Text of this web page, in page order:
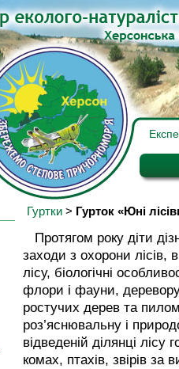
Гуртки > Гурток «Юні
Протягом року діти
заходи з охорони лісів,
лісу, біологічні
флори і фауни,
ростучих дерев та
роз’яснювальну і
відведеній ділянці лісу
комах, птахів, звірів